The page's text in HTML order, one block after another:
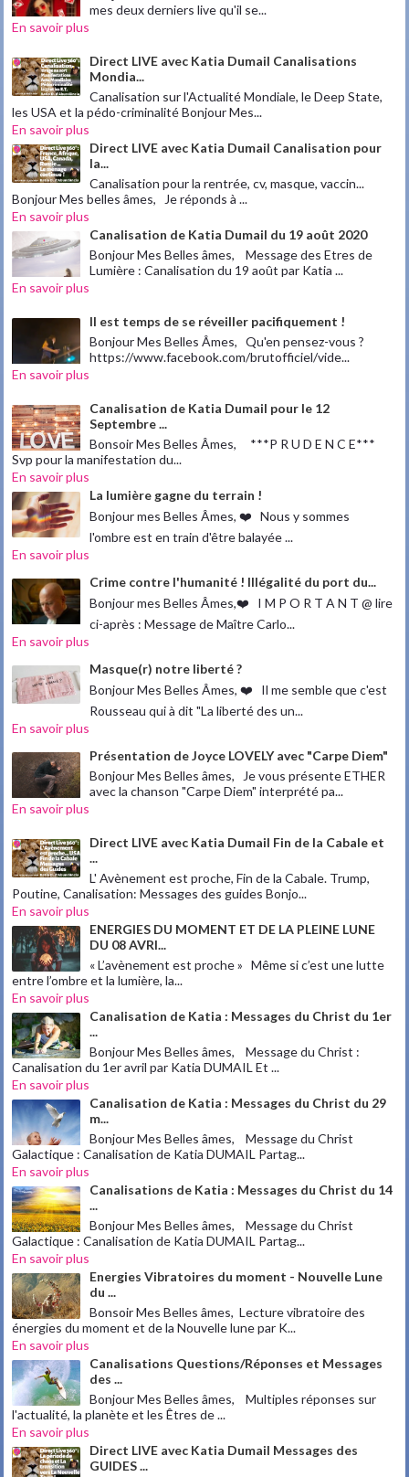
mes deux derniers live qu'il se...
En savoir plus
Direct LIVE avec Katia Dumail Canalisations
Mondia...
Canalisation sur l'Actualité Mondiale, le Deep State,
les USA et la pédo-criminalité Bonjour Mes...
En savoir plus
Direct LIVE avec Katia Dumail Canalisation pour
la...
Canalisation pour la rentrée, cv, masque, vaccin...
Bonjour Mes belles âmes, Je réponds à ...
En savoir plus
Canalisation de Katia Dumail du 19 août 2020
Bonjour Mes Belles âmes, Message des Etres de
Lumière : Canalisation du 19 août par Katia ...
En savoir plus
Il est temps de se réveiller pacifiquement !
Bonjour Mes Belles Âmes, Qu'en pensez-vous ?
https://www.facebook.com/brutofficiel/vide...
En savoir plus
Canalisation de Katia Dumail pour le 12
Septembre ...
Bonsoir Mes Belles Âmes, ***P R U D E N C E***
Svp pour la manifestation du...
En savoir plus
La lumière gagne du terrain !
Bonjour mes Belles Âmes, ❤️ Nous y sommes
l'ombre est en train d'être balayée ...
En savoir plus
Crime contre l'humanité ! Illégalité du port du...
Bonjour mes Belles Âmes,❤️ I M P O R T A N T @ lire
ci-après : Message de Maître Carlo...
En savoir plus
Masque(r) notre liberté ?
Bonjour Mes Belles Âmes, ❤️ Il me semble que c'est
Rousseau qui à dit "La liberté des un...
En savoir plus
Présentation de Joyce LOVELY avec "Carpe Diem"
Bonjour Mes Belles âmes, Je vous présente ETHER
avec la chanson "Carpe Diem" interprété pa...
En savoir plus
Direct LIVE avec Katia Dumail Fin de la Cabale et
...
L' Avènement est proche, Fin de la Cabale. Trump,
Poutine, Canalisation: Messages des guides Bonjo...
En savoir plus
ENERGIES DU MOMENT ET DE LA PLEINE LUNE
DU 08 AVRI...
« L’avènement est proche » Même si c’est une lutte
entre l’ombre et la lumière, la...
En savoir plus
Canalisation de Katia : Messages du Christ du 1er
...
Bonjour Mes Belles âmes, Message du Christ :
Canalisation du 1er avril par Katia DUMAIL Et ...
En savoir plus
Canalisation de Katia : Messages du Christ du 29
m...
Bonjour Mes Belles âmes, Message du Christ
Galactique : Canalisation de Katia DUMAIL Partag...
En savoir plus
Canalisations de Katia : Messages du Christ du 14
...
Bonjour Mes Belles âmes, Message du Christ
Galactique : Canalisation de Katia DUMAIL Partag...
En savoir plus
Energies Vibratoires du moment - Nouvelle Lune
du ...
Bonsoir Mes Belles âmes, Lecture vibratoire des
énergies du moment et de la Nouvelle lune par K...
En savoir plus
Canalisations Questions/Réponses et Messages
des ...
Bonjour Mes Belles âmes, Multiples réponses sur
l'actualité, la planète et les Êtres de ...
En savoir plus
Direct LIVE avec Katia Dumail Messages des
GUIDES ...